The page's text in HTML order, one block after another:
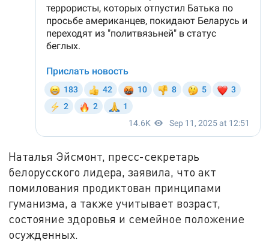
Наталья Эйсмонт, пресс-секретарь
белорусского лидера, заявила, что акт
помилования продиктован принципами
гуманизма, а также учитывает возраст,
состояние здоровья и семейное положение
осужденных.